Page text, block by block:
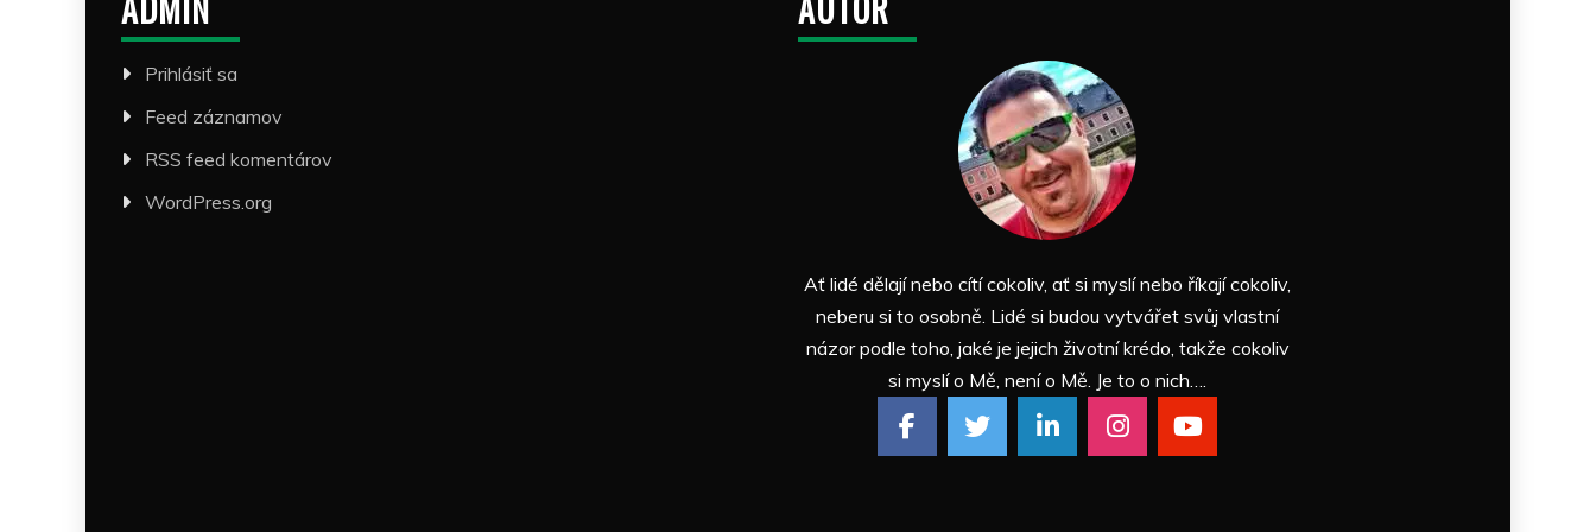
Prihlásiť sa
Feed záznamov
RSS feed komentárov
WordPress.org
Ať lidé dělají nebo cítí cokoliv, ať si myslí nebo říkají cokoliv,
neberu si to osobně. Lidé si budou vytvářet svůj vlastní
názor podle toho, jaké je jejich životní krédo, takže cokoliv
si myslí o Mě, není o Mě. Je to o nich….